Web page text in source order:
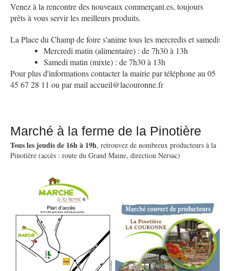
Venez à la rencontre des nouveaux commerçant.es, toujours
prêts à vous servir les meilleurs produits.
La Place du Champ de foire s'anime tous les mercredis et samedis
Mercredi matin (alimentaire) : de 7h30 à 13h
Samedi matin (mixte) : de 7h30 à 13h
Pour plus d'informations contacter la mairie par téléphone au 05
45 67 28 11 ou par mail accueil@lacouronne.fr
Marché à la ferme de la Pinotière
Tous les jeudis de 16h à 19h, retrouvez de nombreux producteurs à la
Pinotière (accès : route du Grand Maine, direction Nersac)